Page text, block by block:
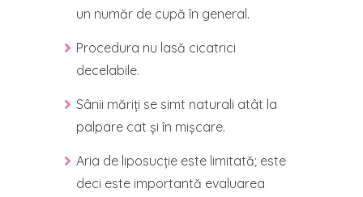
un număr de cupă în general.
Procedura nu lasă cicatrici
decelabile.
Sânii măriți se simt naturali atât la
palpare cat și în mișcare.
Aria de liposucție este limitată; este
deci este importantă evaluarea